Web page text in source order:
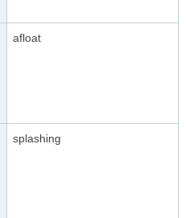
afloat
splashing